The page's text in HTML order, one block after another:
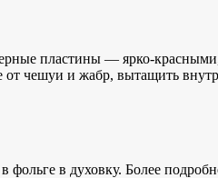
пластины — ярко-
чешуи и жабр, вытащить
в духовку. Более